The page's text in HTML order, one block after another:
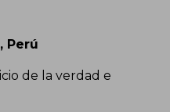
Perú
de la verdad e